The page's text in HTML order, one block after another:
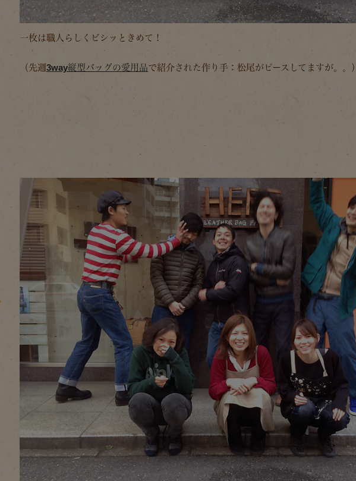
一枚は職人らしくビシッときめて！
（先週3way縦型バッグの愛用品で紹介された作り手：松尾がピースしてますが。。）